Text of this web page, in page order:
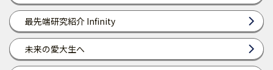
最先端研究紹介 Infinity
未来の愛大生へ